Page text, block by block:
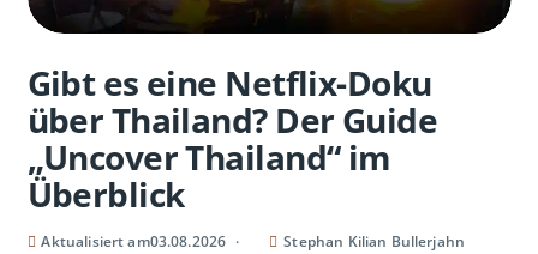
Gibt es eine Netflix-Doku
über Thailand? Der Guide
„Uncover Thailand“ im
Überblick
Aktualisiert am03.08.2026 Stephan Kilian Bullerjahn